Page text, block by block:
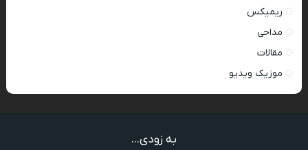
ریمیکس
مداحی
مقالات
موزیک ویدیو
به زودی...